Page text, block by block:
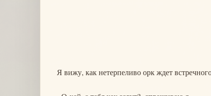
Я вижу, как нетерпеливо орк ждет